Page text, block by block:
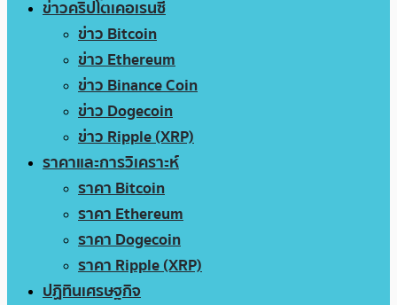
ข่าวคริปโตเคอเรนซี่
ข่าว Bitcoin
ข่าว Ethereum
ข่าว Binance Coin
ข่าว Dogecoin
ข่าว Ripple (XRP)
ราคาและการวิเคราะห์
ราคา Bitcoin
ราคา Ethereum
ราคา Dogecoin
ราคา Ripple (XRP)
ปฏิทินเศรษฐกิจ